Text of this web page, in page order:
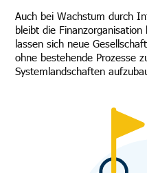
Auch bei Wachstum durch
bleibt die
lassen sich neue
ohne bestehende Prozesse
Systemlandschaften